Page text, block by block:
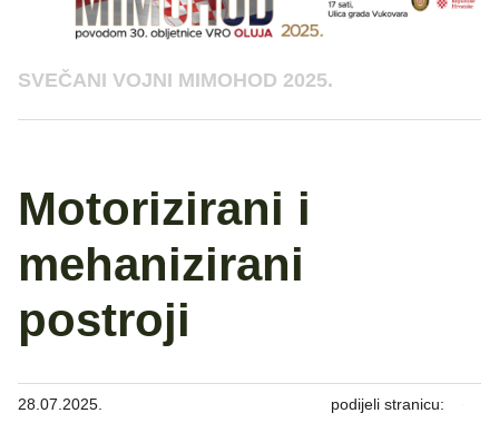
SVEČANI VOJNI MIMOHOD 2025.
Motorizirani i
mehanizirani
postroji
28.07.2025. podijeli stranicu: